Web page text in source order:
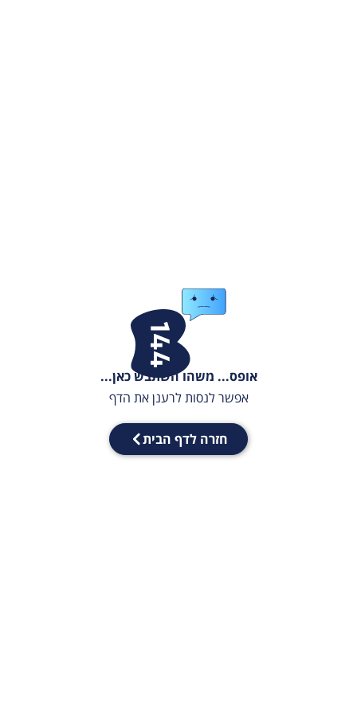
אופס... משהו השתבש כאן...
אפשר לנסות לרענן את הדף
חזרה לדף הבית